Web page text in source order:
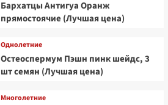
Бархатцы Антигуа Оранж
прямостоячие (Лучшая цена)
Однолетние
Остеоспермум Пэшн пинк шейдс, 3
шт семян (Лучшая цена)
Многолетние